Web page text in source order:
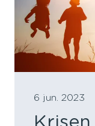
6 jun. 2023